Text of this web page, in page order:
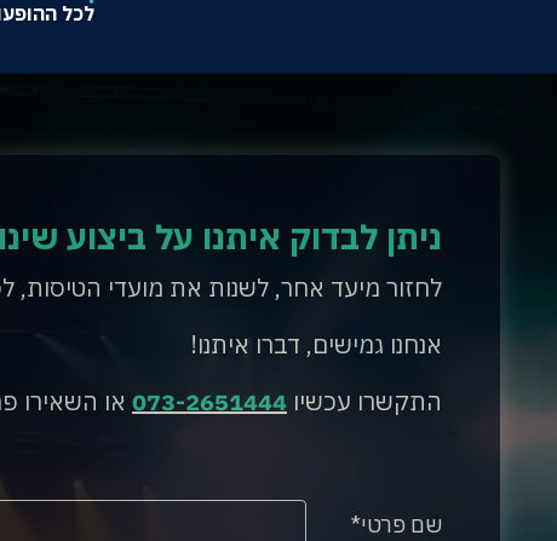
לכל
ניתן לבדוק איתנו על ביצוע
לחזור מיעד אחר, לשנות את מועדי
אנחנו גמישים, דברו איתנו!
התקשרו עכשיו 073-2651444 או השאירו
שם פרטי